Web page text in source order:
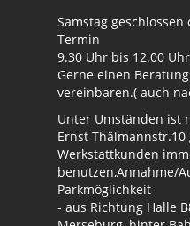
Samstag
Termin
9.30 Uhr bis 12.00 Uhr
Gerne einen
vereinbaren.( auch
Unter Umständen ist
Ernst Thälmannstr.10
Werkstattkunden
benutzen,Annahme/
Parkmöglichkeit
- aus Richtung Halle